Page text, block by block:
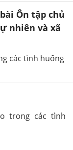
Ôn tập chủ
nhiên và xã
các tình huống
trong các tình